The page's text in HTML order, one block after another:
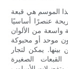
الموسم هي قبعة
عنصرًا أساسيًا
واسعة من الألوان
موحد أو محبوكة
يمكن لتجار
الصغيرة